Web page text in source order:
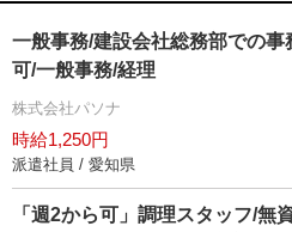
一般事務/建設会社総務部での
可/一般事務/経理
株式会社パソナ
時給1,250円
派遣社員 / 愛知県
「週2から可」調理スタッフ/無